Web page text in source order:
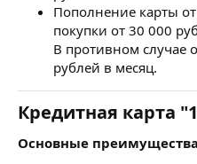
Пополнение карты
покупки от 30 000
В противном случае
рублей в месяц.
Кредитная карта
Основные